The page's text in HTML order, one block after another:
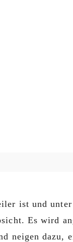
ist und
Es wird
neigen dazu,